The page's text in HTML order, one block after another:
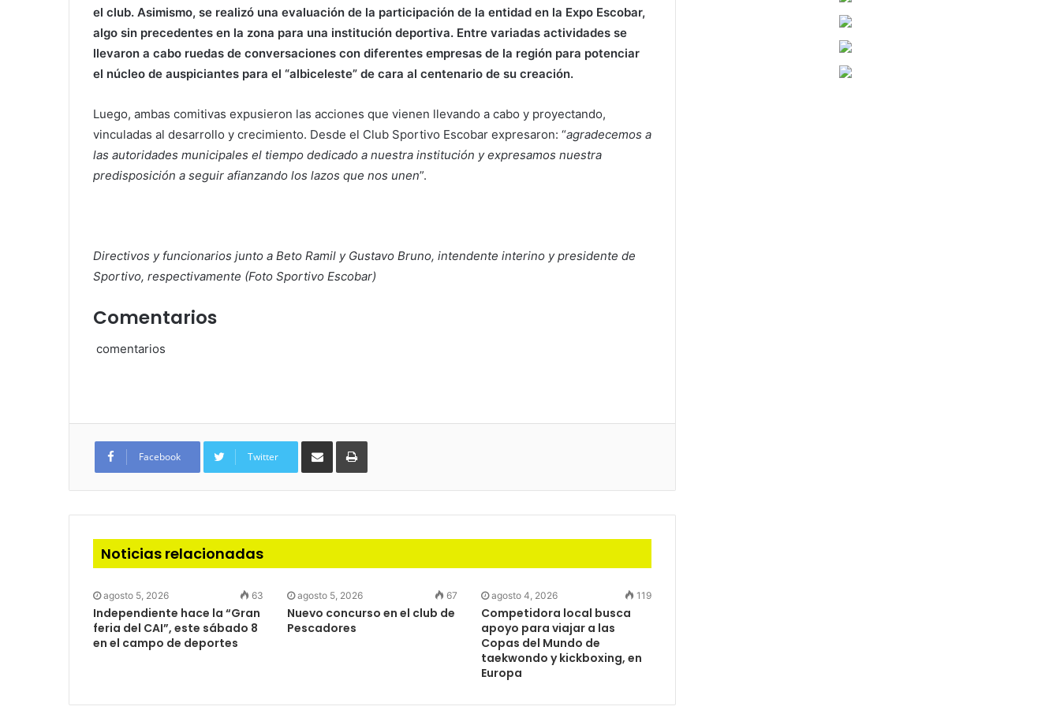
el club. Asimismo, se realizó una evaluación de la participación de la entidad en la Expo Escobar,
algo sin precedentes en la zona para una institución deportiva. Entre variadas actividades se
llevaron a cabo ruedas de conversaciones con diferentes empresas de la región para potenciar
el núcleo de auspiciantes para el “albiceleste” de cara al centenario de su creación.
Luego, ambas comitivas expusieron las acciones que vienen llevando a cabo y proyectando,
vinculadas al desarrollo y crecimiento. Desde el Club Sportivo Escobar expresaron: “agradecemos a
las autoridades municipales el tiempo dedicado a nuestra institución y expresamos nuestra
predisposición a seguir afianzando los lazos que nos unen”.
Directivos y funcionarios junto a Beto Ramil y Gustavo Bruno, intendente interino y presidente de
Sportivo, respectivamente (Foto Sportivo Escobar)
Comentarios
comentarios
Facebook Twitter
CompartirImprimir
Noticias relacionadas
agosto 5, 2026 63
Independiente hace la “Gran
feria del CAI”, este sábado 8
en el campo de deportes
agosto 5, 2026 67
Nuevo concurso en el club de
Pescadores
agosto 4, 2026 119
Competidora local busca
apoyo para viajar a las
Copas del Mundo de
taekwondo y kickboxing, en
Europa